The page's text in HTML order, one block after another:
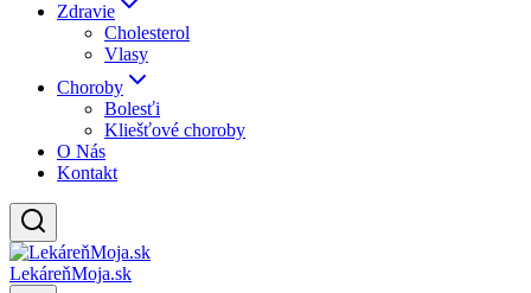
Zdravie
Cholesterol
Vlasy
Choroby
Bolesťi
Kliešťové choroby
O Nás
Kontakt
LekáreňMoja.sk